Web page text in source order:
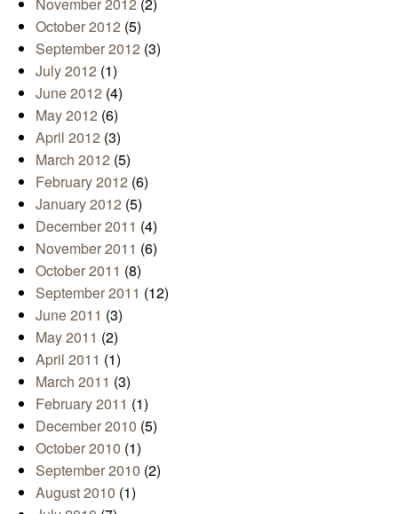
October 2012 (5)
September 2012 (3)
July 2012 (1)
June 2012 (4)
May 2012 (6)
April 2012 (3)
March 2012 (5)
February 2012 (6)
January 2012 (5)
December 2011 (4)
November 2011 (6)
October 2011 (8)
September 2011 (12)
June 2011 (3)
May 2011 (2)
April 2011 (1)
March 2011 (3)
February 2011 (1)
December 2010 (5)
October 2010 (1)
September 2010 (2)
August 2010 (1)